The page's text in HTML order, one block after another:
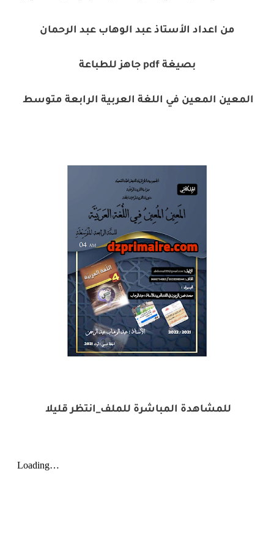
من اعداد الأستاذ عبد الوهاب عبد الرحمان
بصيغة pdf جاهز للطباعة
المعين المعين في اللغة العربية الرابعة متوسط
للمشاهدة المباشرة للملف_انتظر قليلا